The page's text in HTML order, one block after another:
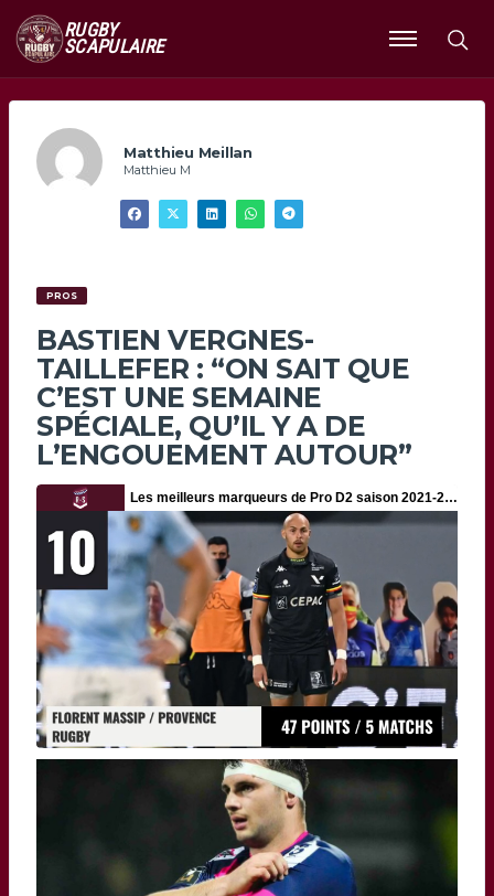
RUGBY
SCAPULAIRE
Ouvrir
le
Matthieu Meillan
Matthieu M
PROS
BASTIEN VERGNES-
TAILLEFER : “ON SAIT QUE
C’EST UNE SEMAINE
SPÉCIALE, QU’IL Y A DE
L’ENGOUEMENT AUTOUR”